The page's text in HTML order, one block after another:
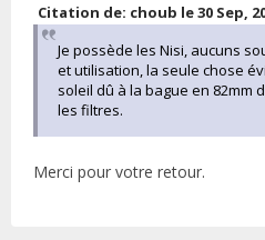
Citation de: choub le 30 Sep,
Je possède les Nisi, aucuns
et utilisation, la seule chose
soleil dû à la bague en 82mm
les filtres.
Merci pour votre retour.